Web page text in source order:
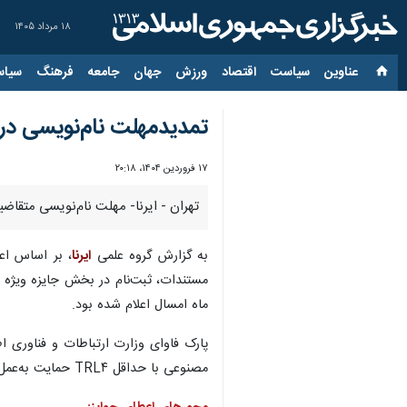
۱۸ مرداد ۱۴۰۵
عناوین‌ سیاست اقتصاد ورزش جهان جامعه فرهنگ
تمدیدمهلت نام‌نویسی
۱۷ فروردین ۱۴۰۴، ۲۰:۱۸